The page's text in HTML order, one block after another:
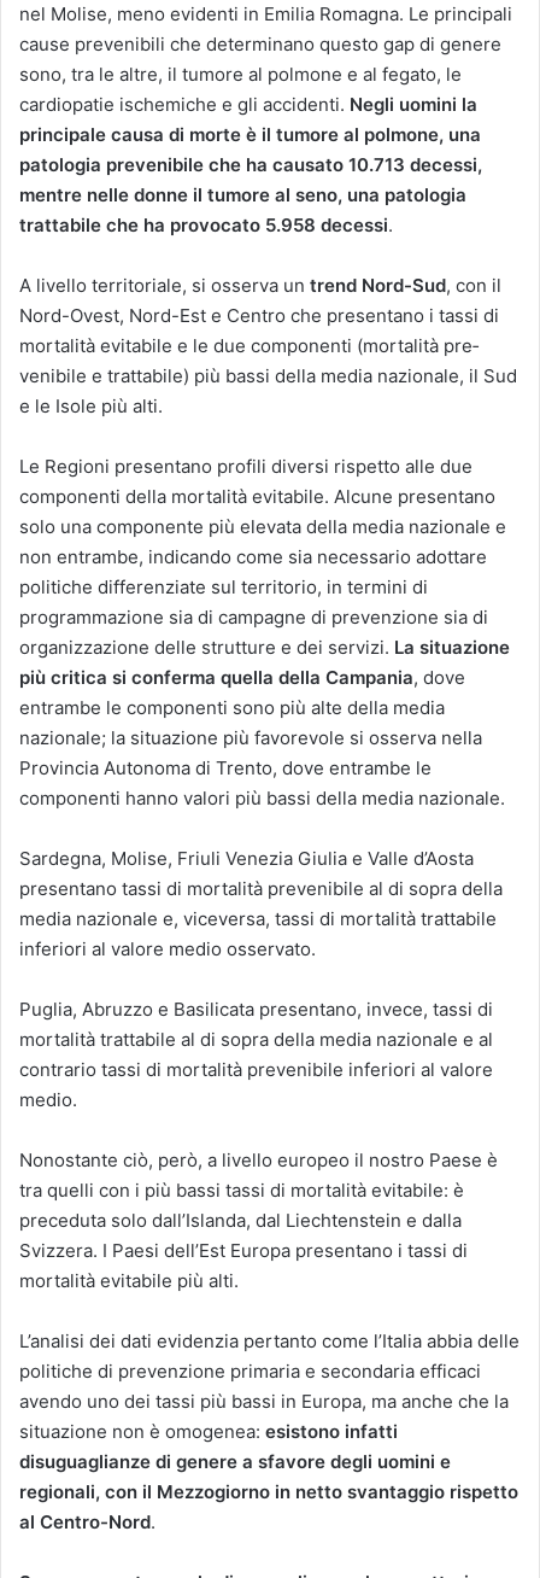
nel Molise, meno evidenti in Emilia Romagna. Le principali
cause prevenibili che determinano questo gap di genere
sono, tra le altre, il tumore al polmone e al fegato, le
cardiopatie ischemiche e gli accidenti. Negli uomini la
principale causa di morte è il tumore al polmone, una
patologia prevenibile che ha causato 10.713 decessi,
mentre nelle donne il tumore al seno, una patologia
trattabile che ha provocato 5.958 decessi.
A livello territoriale, si osserva un trend Nord-Sud, con il
Nord-Ovest, Nord-Est e Centro che presentano i tassi di
mortalità evitabile e le due componenti (mortalità pre­
venibile e trattabile) più bassi della media nazionale, il Sud
e le Isole più alti.
Le Regioni presentano profili diversi ri­spetto alle due
componenti della mortalità evitabile. Alcune presentano
solo una com­ponente più elevata della media nazionale e
non entrambe, indicando come sia necessa­rio adottare
politiche differenziate sul ter­ritorio, in termini di
programmazione sia di campagne di prevenzione sia di
organiz­zazione delle strutture e dei servizi. La si­tuazione
più critica si conferma quella della Campania, dove
entrambe le componenti sono più alte della media
nazionale; la si­tuazione più favorevole si osserva nella
Pro­vincia Autonoma di Trento, dove entrambe le
componenti hanno valori più bassi della media nazionale.
Sardegna, Molise, Friuli Venezia Giulia e Valle d’Aosta
presentano tassi di mortalità prevenibile al di sopra della
media nazionale e, viceversa, tassi di mortalità trattabile
infe­riori al valore medio osservato.
Puglia, Abruzzo e Basilicata presentano, in­vece, tassi di
mortalità trattabile al di sopra della media nazionale e al
contrario tassi di mortalità prevenibile inferiori al valore
me­dio.
Nonostante ciò, però, a livello europeo il nostro Paese è
tra quelli con i più bassi tassi di mortalità evitabile: è
preceduta solo dall’Islanda, dal Liechtenstein e dalla
Svizzera. I Paesi dell’Est Europa pre­sentano i tassi di
mortalità evitabile più alti.
L’analisi dei dati evidenzia pertanto come l’Italia abbia delle
politiche di prevenzione primaria e se­condaria efficaci
avendo uno dei tassi più bas­si in Europa, ma anche che la
situazione non è omogenea: esistono infatti
disuguaglianze di genere a sfavore degli uomini e
regionali, con il Mezzogiorno in netto svantaggio rispetto
al Centro-Nord.